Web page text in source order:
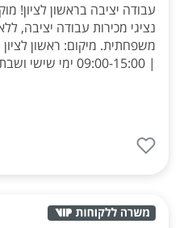
עבודה יציבה בראשון לציון!
נציגי מכירות עבודה יציבה,
משפחתית. מיקום: ראשון
| 09:00-15:00 ימי שישי ושבת: חופש!...